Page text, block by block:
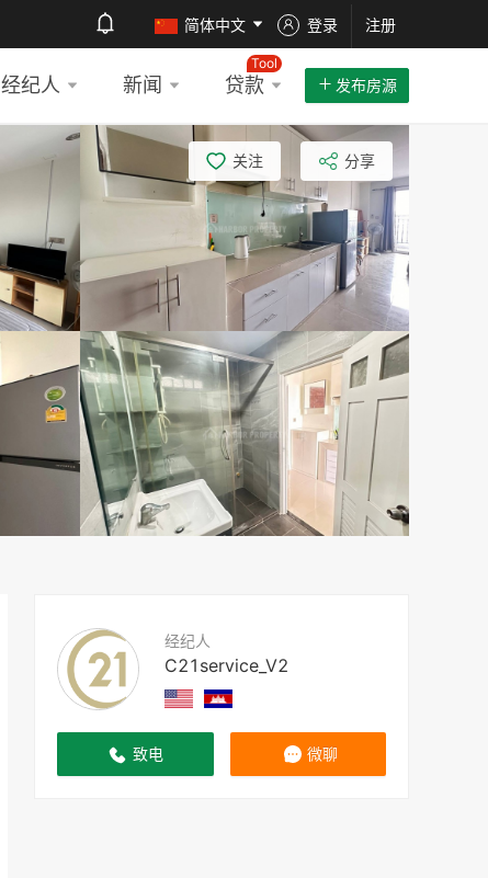
简体中文 登录 注册
经纪人 新闻 贷款
Tool
发布房源
关注 分享
经纪人
C21service_V2
致电 微聊